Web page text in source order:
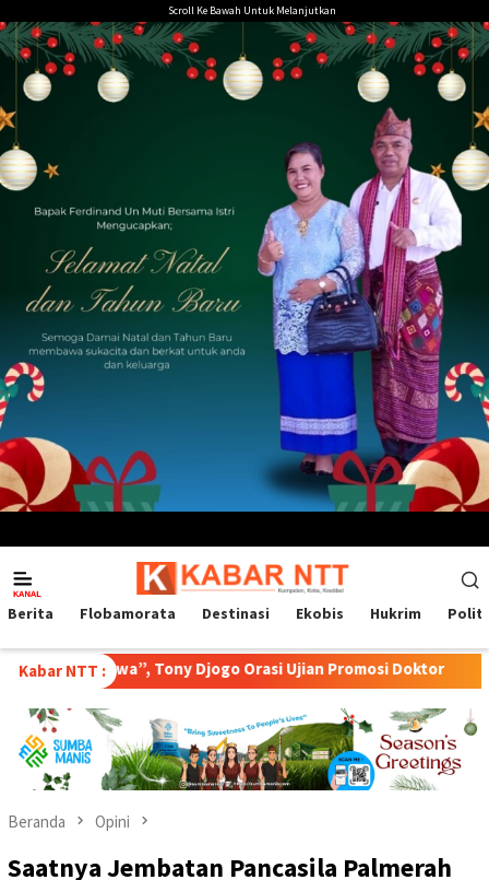
ke
konten
Scroll Ke Bawah Untuk Melanjutkan
Mobile
Berita Flobamorata Destinasi Ekobis Hukrim
Kabar NTT :
Tony Djogo Orasi Ujian Promosi Doktor Transformasi
Beranda Opini
Saatnya Jembatan Pancasila Palmerah